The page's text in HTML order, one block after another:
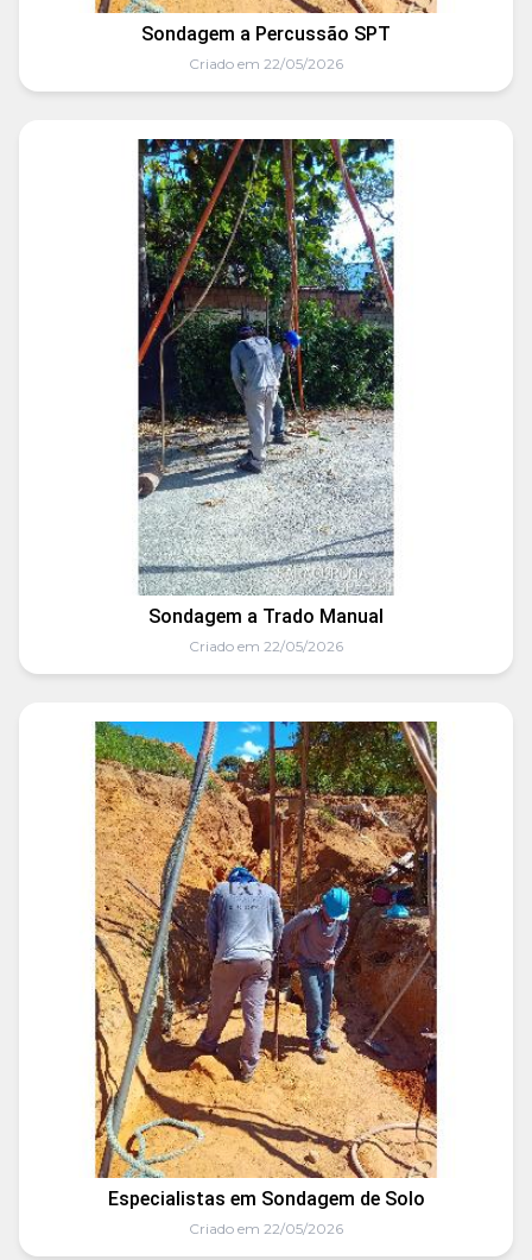
Sondagem a Percussão SPT
Criado em 22/05/2026
Sondagem a Trado Manual
Criado em 22/05/2026
Especialistas em Sondagem de Solo
Criado em 22/05/2026